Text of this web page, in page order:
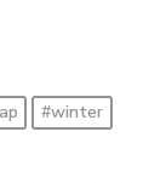
#winter